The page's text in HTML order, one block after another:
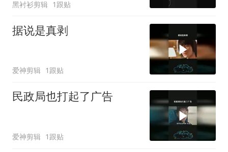
黑衬衫剪辑 1跟贴
据说是真剥
爱神剪辑 1跟贴
民政局也打起了广告
爱神剪辑 1跟贴